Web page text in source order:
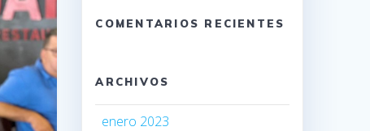
COMENTARIOS RECIENTES
ARCHIVOS
enero 2023